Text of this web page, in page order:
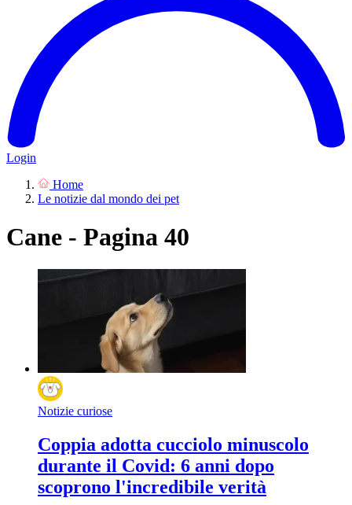
Login
Home
Le notizie dal mondo dei pet
Cane - Pagina 40
Notizie curiose
Coppia adotta cucciolo minuscolo
durante il Covid: 6 anni dopo
scoprono l'incredibile verità